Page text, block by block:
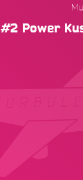
#2 Power